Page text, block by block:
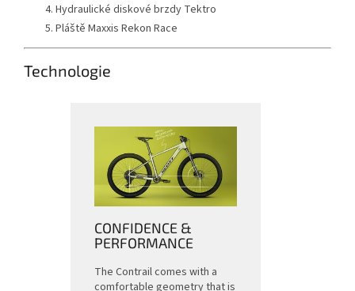
Hydraulické diskové brzdy Tektro
Pláště Maxxis Rekon Race
Technologie
CONFIDENCE &
PERFORMANCE
The Contrail comes with a
comfortable geometry that is